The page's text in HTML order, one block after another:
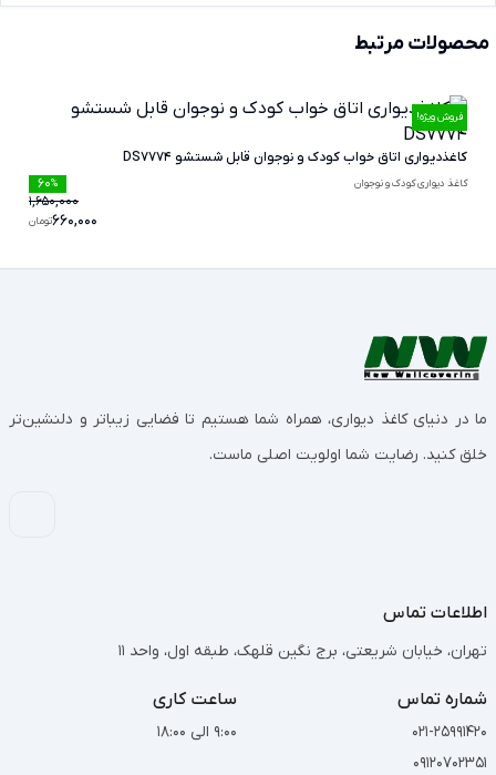
محصولات مرتبط
فروش ویژه!
کاغذدیواری اتاق خواب کودک و نوجوان قابل شستشو DS7774
کاغذ دیواری کودک و نوجوان %
60
1,650,000
تومان660,000
ما در دنیای کاغذ دیواری، همراه شما هستیم تا فضایی زیباتر و دلنشین‌تر
خلق کنید. رضایت شما اولویت اصلی ماست.
اطلاعات تماس
تهران، خیابان شریعتی، برج نگین قلهک، طبقه اول، واحد 11
شماره تماس
021-25991420
09120702351
ساعت کاری
9:00 الی 18:00